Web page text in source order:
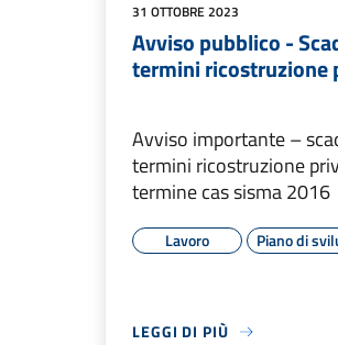
31 OTTOBRE 2023
Avviso pubblico -
termini ricostruzione
Avviso importante –
termini ricostruzione
termine cas sisma 2016
Lavoro Piano di
LEGGI DI PIÙ